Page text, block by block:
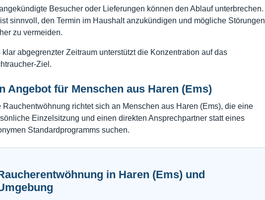
Besucher oder Lieferungen können den Ablauf unterbrechen.
sinnvoll, den Termin im Haushalt anzukündigen und mögliche Störungen
zu vermeiden.
klar abgegrenzter Zeitraum unterstützt die Konzentration auf das
Ziel.
Angebot für Menschen aus Haren (Ems)
Rauchentwöhnung richtet sich an Menschen aus Haren (Ems), die eine
Einzelsitzung und einen direkten Ansprechpartner statt eines
Standardprogramms suchen.
in Haren (Ems) und